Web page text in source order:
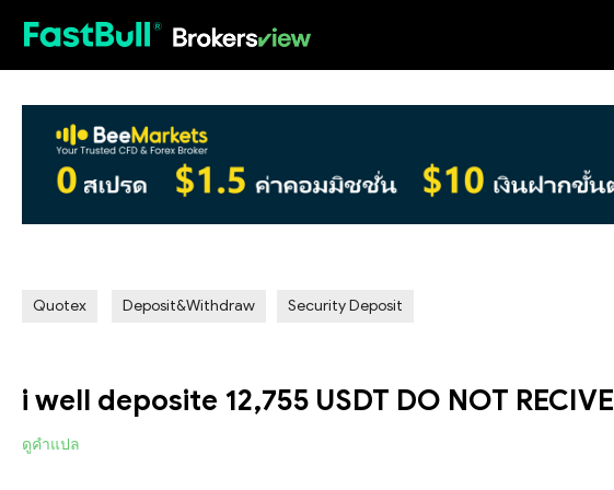
Quotex Deposit&Withdraw Security Deposit
i well deposite 12,755 USDT DO NOT RECIVE
ดูคำแปล